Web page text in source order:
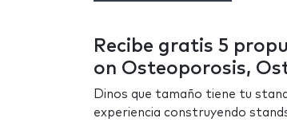
Recibe gratis 5
on Osteoporosis,
Dinos que tamaño tiene tu
experiencia construyendo